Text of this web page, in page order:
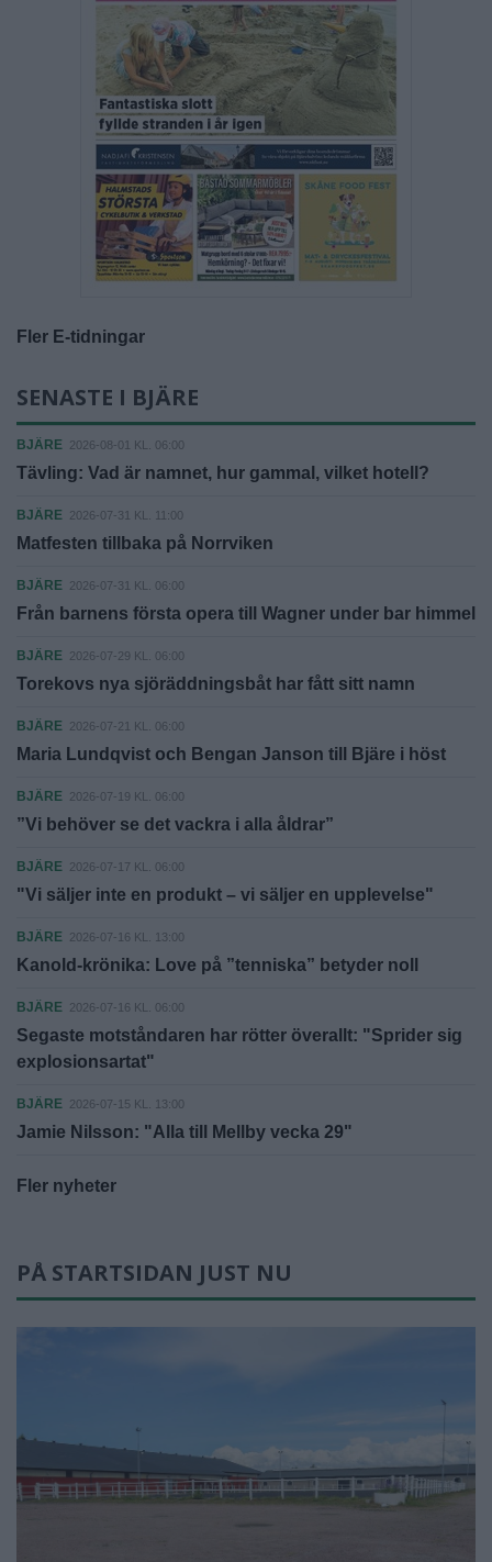
Fler E-tidningar
SENASTE I BJÄRE
BJÄRE 2026-08-01 KL. 06:00
Tävling: Vad är namnet, hur gammal, vilket hotell?
BJÄRE 2026-07-31 KL. 11:00
Matfesten tillbaka på Norrviken
BJÄRE 2026-07-31 KL. 06:00
Från barnens första opera till Wagner under bar himmel
BJÄRE 2026-07-29 KL. 06:00
Torekovs nya sjöräddningsbåt har fått sitt namn
BJÄRE 2026-07-21 KL. 06:00
Maria Lundqvist och Bengan Janson till Bjäre i höst
BJÄRE 2026-07-19 KL. 06:00
”Vi behöver se det vackra i alla åldrar”
BJÄRE 2026-07-17 KL. 06:00
"Vi säljer inte en produkt – vi säljer en upplevelse"
BJÄRE 2026-07-16 KL. 13:00
Kanold-krönika: Love på ”tenniska” betyder noll
BJÄRE 2026-07-16 KL. 06:00
Segaste motståndaren har rötter överallt: "Sprider sig
explosionsartat"
BJÄRE 2026-07-15 KL. 13:00
Jamie Nilsson: "Alla till Mellby vecka 29"
Fler nyheter
PÅ STARTSIDAN JUST NU